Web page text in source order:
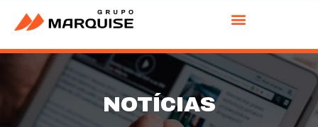
NOTÍCIAS